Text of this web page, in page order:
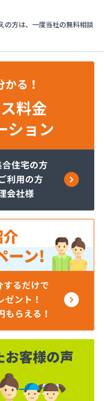
業所
式会社
岡店
所
所
の方は、一度当社の無料相談